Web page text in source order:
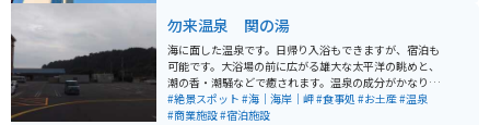
第3火曜日は休館であることには要注意です。
勿来温泉 関の湯
海に面した温泉です。日帰り入浴もできますが、宿泊も
可能です。大浴場の前に広がる雄大な太平洋の眺めと、
潮の香・潮騒などで癒されます。温泉の成分がかなり濃
く、お風呂を出た後も温泉の香りが体に長く残ります。
常磐道からのアクセスが良く、わかりやすい場所にあり
#絶景スポット #海｜海岸｜岬#食事処 #お土産#温泉
#商業施設#宿泊施設